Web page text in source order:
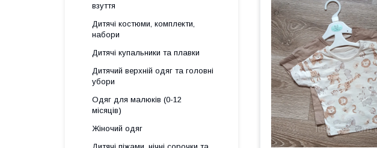
взуття
Дитячі костюми, комплекти,
набори
Дитячі купальники та плавки
Дитячий верхній одяг та головні
убори
Одяг для малюків (0-12
місяців)
Жіночий одяг